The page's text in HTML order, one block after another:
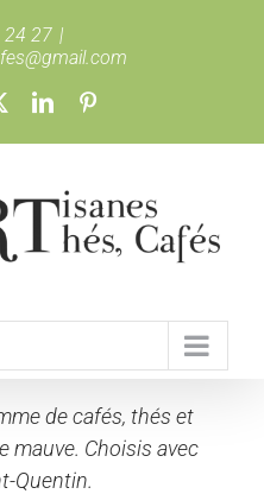
24 27 |
LinkedIn
de cafés, thés et
mauve. Choisis avec
Quentin.